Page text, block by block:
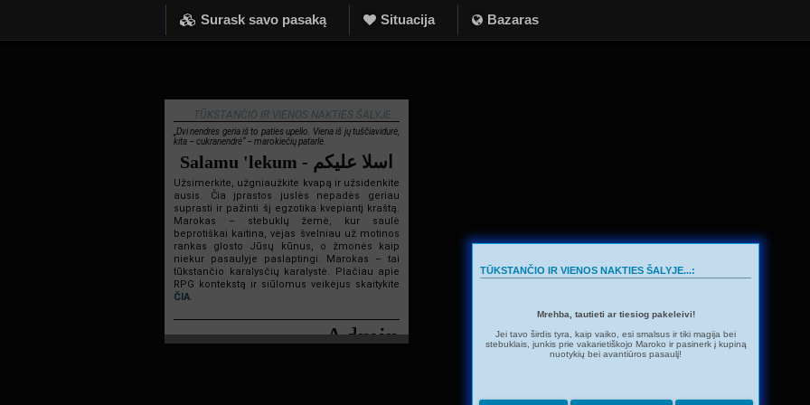
Surask savo pasaką Situacija Bazaras
TŪKSTANČIO IR VIENOS NAKTIES ŠALYJE...
„Dvi nendrės geria iš to paties upelio. Viena iš jų tuščiavidurė,
kita – cukranendrė“ – marokiečių patarlė.
Salamu 'lekum - اسلا عليكم
Užsimerkite, užgniaužkite kvapą ir užsidenkite
ausis. Čia įprastos juslės nepadės geriau
suprasti ir pažinti šį egzotika kvepiantį kraštą.
Marokas – stebuklų žemė, kur saulė
beprotiškai kaitina, vėjas švelniau už motinos
rankas glosto Jūsų kūnus, o žmonės kaip
niekur pasaulyje paslaptingi. Marokas – tai
tūkstančio karalysčių karalystė. Plačiau apie
RPG kontekstą ir siūlomus veikėjus skaitykite
ČIA.
Admin
TŪKSTANČIO IR VIENOS NAKTIES ŠALYJE...:
Mrehba, tautieti ar tiesiog pakeleivi!
Jei tavo širdis tyra, kaip vaiko, esi smalsus ir tiki magija bei
stebuklais, junkis prie vakarietiškojo Maroko ir pasinerk į kupiną
nuotykių bei avantiūros pasaulį!